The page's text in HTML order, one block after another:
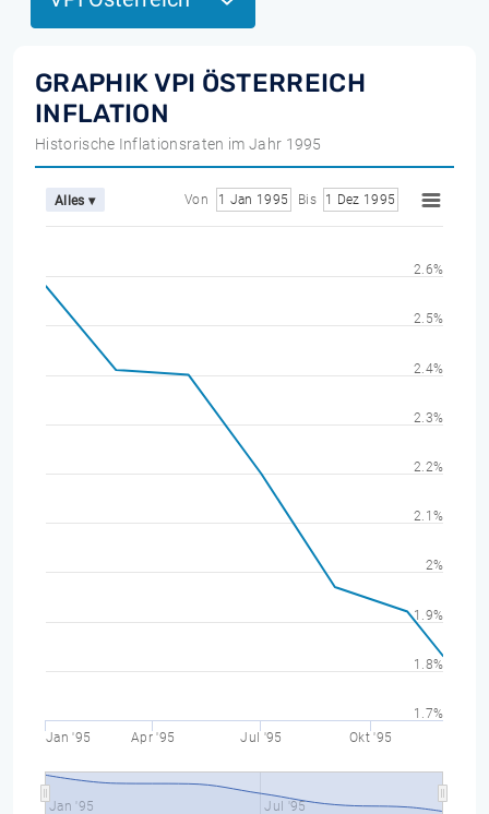
GRAPHIK VPI ÖSTERREICH
INFLATION
Historische Inflationsraten im Jahr 1995
Alles ▾ Von 1 Jan 1995 Bis 1 Dez 1995
Jan '95 Apr '95 Jul '95 Okt '95
Jan '95 Jul '95
1.7%
1.8%
1.9%
2%
2.1%
2.2%
2.3%
2.4%
2.5%
2.6%